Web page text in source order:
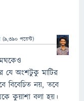
(9,390 পয়েন্ট)
যে অংশটুকু মাটির
বিবেচিত নয়, তবে
কুয়াশা বলা হয়।